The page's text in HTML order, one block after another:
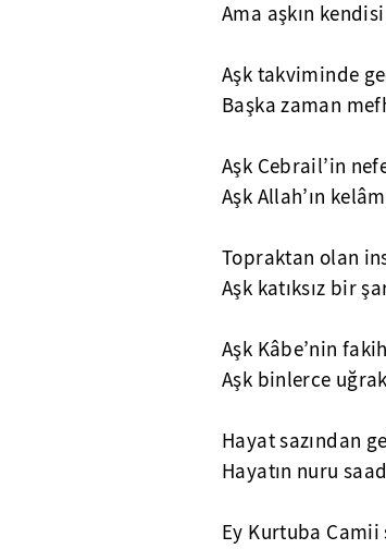
Ama aşkın
Aşk takviminde
Başka zaman
Aşk Cebrail’in
Aşk Allah’ın
Topraktan olan
Aşk katıksız bir
Aşk Kâbe’nin
Aşk binlerce
Hayat sazından
Hayatın nuru
Ey Kurtuba Camii